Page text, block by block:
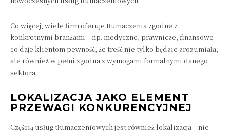
Co więcej, wiele firm oferuje tłumaczenia zgodne z
konkretnymi branżami – np. medyczne, prawnicze, finansowe –
co daje klientom pewność, że treść nie tylko będzie zrozumiała,
ale również w pełni zgodna z wymogami formalnymi danego
sektora.
LOKALIZACJA JAKO ELEMENT
PRZEWAGI KONKURENCYJNEJ
Częścią usług tłumaczeniowych jest również lokalizacja – nie